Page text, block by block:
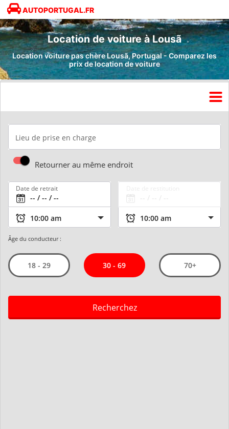
AUTOPORTUGAL.FR
Location de voiture à Lousã
Location voiture pas chère Lousã, Portugal - Comparez les
prix de location de voiture
Lieu de prise en charge
Retourner au même endroit
Date de retrait
Âge du conducteur :
18 - 29 30 - 69 70+
Recherchez